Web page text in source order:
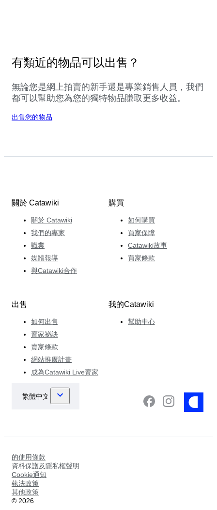
有類近的物品可以出售？
無論您是網上拍賣的新手還是專業銷售人員，我們
都可以幫助您為您的獨特物品賺取更多收益。
出售您的物品
關於 Catawiki
關於 Catawiki
我們的專家
職業
媒體報導
與Catawiki合作
購買
如何購買
買家保障
Catawiki故事
買家條款
出售
如何出售
賣家祕訣
賣家條款
網站推廣計畫
成為Catawiki Live賣家
我的Catawiki
幫助中心
的使用條款
資料保護及隱私權聲明
Cookie通知
執法政策
其他政策
© 2026